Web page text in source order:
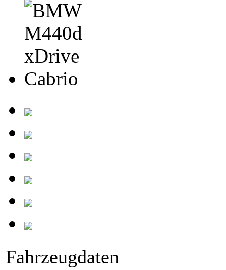
Fahrzeugdaten